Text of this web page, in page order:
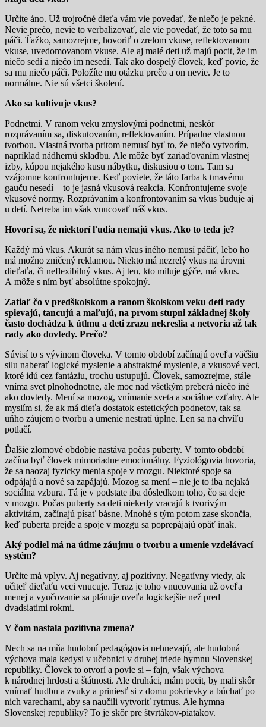
Určite áno. Už trojročné dieťa vám vie povedať, že niečo je pekné.
Nevie prečo, nevie to verbalizovať, ale vie povedať, že toto sa mu
páči. Ťažko, samozrejme, hovoriť o zrelom vkuse, reflektovanom
vkuse, uvedomovanom vkuse. Ale aj malé deti už majú pocit, že im
niečo sedí a niečo im nesedí. Tak ako dospelý človek, keď povie, že
sa mu niečo páči. Položíte mu otázku prečo a on nevie. Je to
normálne. Nie sú všetci školení.
Ako sa kultivuje vkus?
Podnetmi. V ranom veku zmyslovými podnetmi, neskôr
rozprávaním sa, diskutovaním, reflektovaním. Prípadne vlastnou
tvorbou. Vlastná tvorba pritom nemusí byť to, že niečo vytvorím,
napríklad nádhernú skladbu. Ale môže byť zariaďovaním vlastnej
izby, kúpou nejakého kusu nábytku, diskusiou o tom. Tam sa
vzájomne konfrontujeme. Keď poviete, že táto farba k tmavému
gauču nesedí – to je jasná vkusová reakcia. Konfrontujeme svoje
vkusové normy. Rozprávaním a konfrontovaním sa vkus buduje aj
u detí. Netreba im však vnucovať náš vkus.
Hovorí sa, že niektorí ľudia nemajú vkus. Ako to teda je?
Každý má vkus. Akurát sa nám vkus iného nemusí páčiť, lebo ho
má možno zničený reklamou. Niekto má nezrelý vkus na úrovni
dieťaťa, či neflexibilný vkus. Aj ten, kto miluje gýče, má vkus.
A môže s ním byť absolútne spokojný.
Zatiaľ čo v predškolskom a ranom školskom veku deti rady
spievajú, tancujú a maľujú, na prvom stupni základnej školy
často dochádza k útlmu a deti zrazu nekreslia a netvoria až tak
rady ako dovtedy. Prečo?
Súvisí to s vývinom človeka. V tomto období začínajú oveľa väčšiu
silu naberať logické myslenie a abstraktné myslenie, a vkusové veci,
ktoré idú cez fantáziu, trochu ustupujú. Človek, samozrejme, stále
vníma svet plnohodnotne, ale moc nad všetkým preberá niečo iné
ako dovtedy. Mení sa mozog, vnímanie sveta a sociálne vzťahy. Ale
myslím si, že ak má dieťa dostatok estetických podnetov, tak sa
uňho záujem o tvorbu a umenie nestratí úplne. Len sa na chvíľu
potlačí.
Ďalšie zlomové obdobie nastáva počas puberty. V tomto období
začína byť človek mimoriadne emocionálny. Fyziológovia hovoria,
že sa naozaj fyzicky menia spoje v mozgu. Niektoré spoje sa
odpájajú a nové sa zapájajú. Mozog sa mení – nie je to iba nejaká
sociálna vzbura. Tá je v podstate iba dôsledkom toho, čo sa deje
v mozgu. Počas puberty sa deti niekedy vracajú k tvorivým
aktivitám, začínajú písať básne. Mnohé s tým potom zase skončia,
keď puberta prejde a spoje v mozgu sa poprepájajú opäť inak.
Aký podiel má na útlme záujmu o tvorbu a umenie vzdelávací
systém?
Určite má vplyv. Aj negatívny, aj pozitívny. Negatívny vtedy, ak
učiteľ dieťaťu veci vnucuje. Teraz je toho vnucovania už oveľa
menej a vyučovanie sa plánuje oveľa logickejšie než pred
dvadsiatimi rokmi.
V čom nastala pozitívna zmena?
Nech sa na mňa hudobní pedagógovia nehnevajú, ale hudobná
výchova mala kedysi v učebnici v druhej triede hymnu Slovenskej
republiky. Človek to otvorí a povie si – fajn, však výchova
k národnej hrdosti a štátnosti. Ale druháci, mám pocit, by mali skôr
vnímať hudbu a zvuky a priniesť si z domu pokrievky a búchať po
nich varechami, aby sa naučili vytvoriť rytmus. Ale hymna
Slovenskej republiky? To je skôr pre štvrtákov-piatakov.